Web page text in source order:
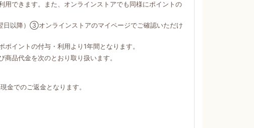
できます。また、オンラインストアでも同様にポイントの
以降）③オンラインストアのマイページでご確認いただけ
イントの付与・利用より1年間となります。
品代金を次のとおり取り扱います。
金でのご返金となります。